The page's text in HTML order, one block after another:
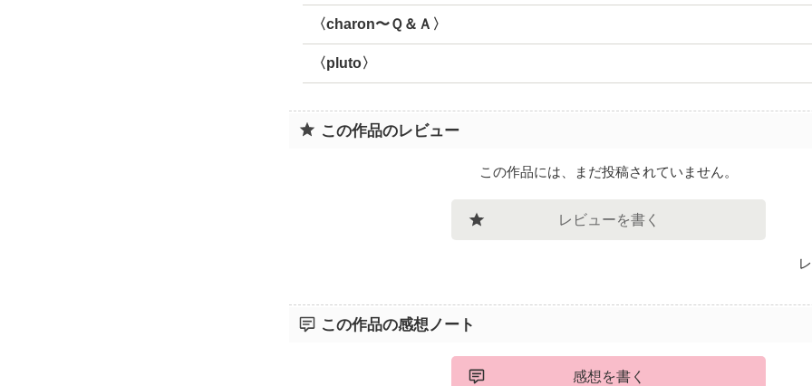
〈charon〜Ｑ＆Ａ〉
〈pluto〉
この作品のレビュー
この作品には、まだ投稿されていません。
レビューを書く
この作品の感想ノート
感想を書く